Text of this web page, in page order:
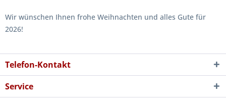
Wir wünschen Ihnen frohe Weihnachten und alles Gute für
2026!
Telefon-Kontakt
Service